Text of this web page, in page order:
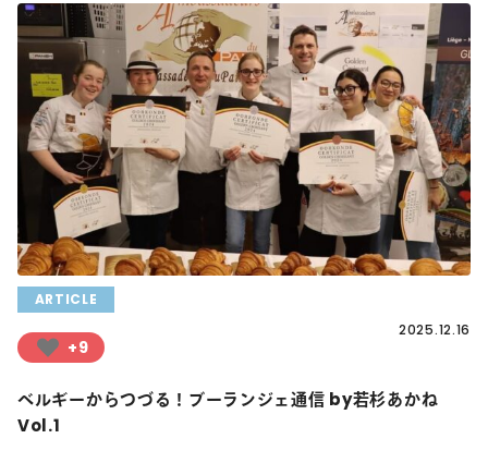
ARTICLE
+9
2025.12.16
ベルギーからつづる！ブーランジェ通信 by若杉あかね
Vol.1